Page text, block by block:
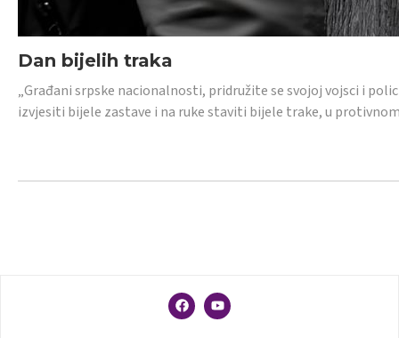
Dan bijelih traka
„Građani srpske nacionalnosti, pridružite se svojoj vojsci i
izvjesiti bijele zastave i na ruke staviti bijele trake, u